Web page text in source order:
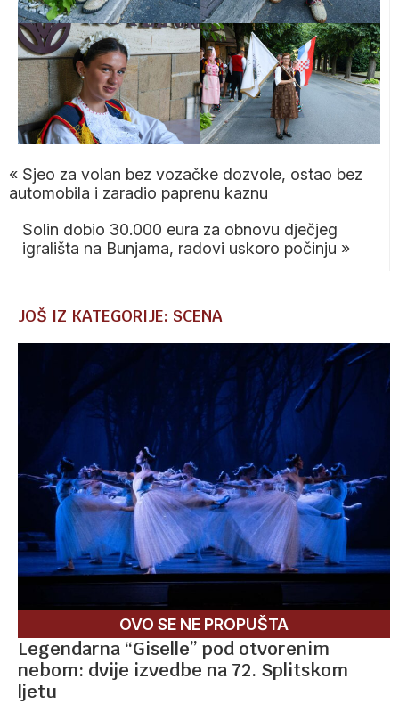
« Sjeo za volan bez vozačke dozvole, ostao bez
automobila i zaradio paprenu kaznu
Solin dobio 30.000 eura za obnovu dječjeg
igrališta na Bunjama, radovi uskoro počinju »
JOŠ IZ KATEGORIJE: SCENA
OVO SE NE PROPUŠTA
Legendarna “Giselle” pod otvorenim
nebom: dvije izvedbe na 72. Splitskom
ljetu